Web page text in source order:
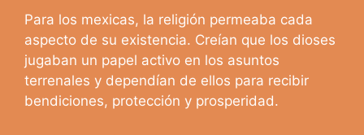
Para los mexicas, la religión permeaba cada
aspecto de su existencia. Creían que los dioses
jugaban un papel activo en los asuntos
terrenales y dependían de ellos para recibir
bendiciones, protección y prosperidad.